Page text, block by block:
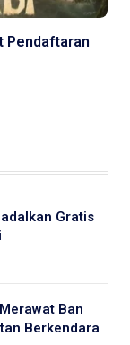
Pendaftaran
Gratis
Ban
Berkendara